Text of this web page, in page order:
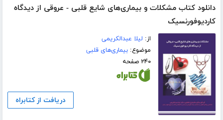
دانلود کتاب مشکلات و بیماری‌های شایع قلبی - عروقی از دیدگاه
کاردیوفورنسیک
از: لیلا عبدالکریمی
موضوع:بیماری‌های قلبی
۲۴۰ صفحه
دریافت از کتابراه